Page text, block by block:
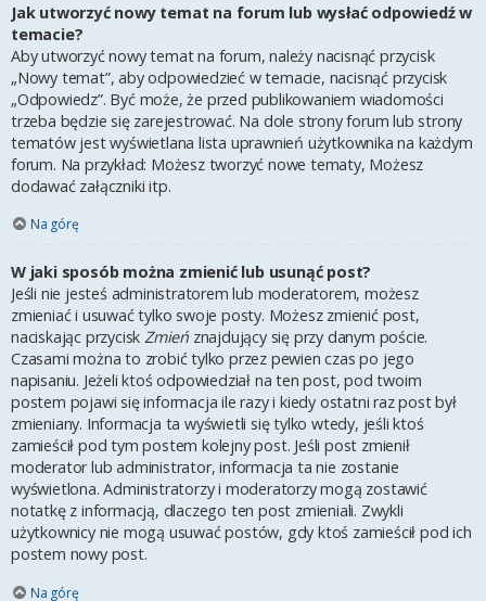
Jak utworzyć nowy temat na forum lub wysłać odpowiedź w
temacie?
Aby utworzyć nowy temat na forum, należy nacisnąć przycisk
„Nowy temat”, aby odpowiedzieć w temacie, nacisnąć przycisk
„Odpowiedz”. Być może, że przed publikowaniem wiadomości
trzeba będzie się zarejestrować. Na dole strony forum lub strony
tematów jest wyświetlana lista uprawnień użytkownika na każdym
forum. Na przykład: Możesz tworzyć nowe tematy, Możesz
dodawać załączniki itp.
Na górę
W jaki sposób można zmienić lub usunąć post?
Jeśli nie jesteś administratorem lub moderatorem, możesz
zmieniać i usuwać tylko swoje posty. Możesz zmienić post,
naciskając przycisk Zmień znajdujący się przy danym poście.
Czasami można to zrobić tylko przez pewien czas po jego
napisaniu. Jeżeli ktoś odpowiedział na ten post, pod twoim
postem pojawi się informacja ile razy i kiedy ostatni raz post był
zmieniany. Informacja ta wyświetli się tylko wtedy, jeśli ktoś
zamieścił pod tym postem kolejny post. Jeśli post zmienił
moderator lub administrator, informacja ta nie zostanie
wyświetlona. Administratorzy i moderatorzy mogą zostawić
notatkę z informacją, dlaczego ten post zmieniali. Zwykli
użytkownicy nie mogą usuwać postów, gdy ktoś zamieścił pod ich
postem nowy post.
Na górę